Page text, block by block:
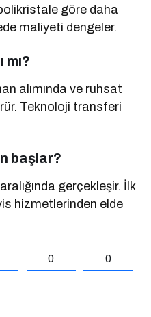
göre daha
maliyeti dengeler.
alımında ve ruhsat
Teknoloji transferi
başlar?
gerçekleşir. İlk
hizmetlerinden elde
0 0